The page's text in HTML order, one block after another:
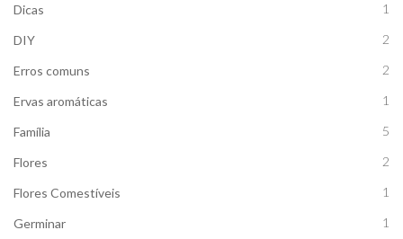
Dicas 1
DIY 2
Erros comuns 2
Ervas aromáticas 1
Família 5
Flores 2
Flores Comestíveis 1
Germinar 1